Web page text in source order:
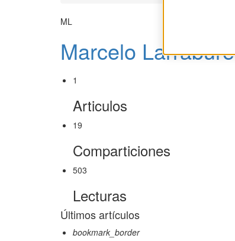
ML
Marcelo Larrabure
1
Articulos
19
Comparticiones
503
Lecturas
Últimos artículos
bookmark_border